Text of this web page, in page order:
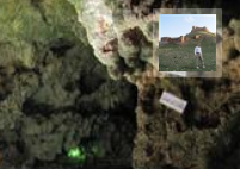
مظفر کشاورزمحمدیان